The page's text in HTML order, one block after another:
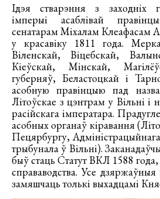
Ідэя стварэння з заходніх
імперыі асаблівай
сенатарам Міхалам Клеафасам
у красавіку 1811 года.
Віленскай, Віцебскай,
Кіеўскай, Мінскай,
губерняў, Беластоцкай і
асобную правінцыю пад
Літоўскае з цэнтрам у Вільні і
расійскага імператара.
асобных органаў кіравання
Пецярбургу,
трыбунала ў Вільні).
быў стаць Статут ВКЛ 1588
справаводства. Усе
замяшчаць толькі выхадцамі